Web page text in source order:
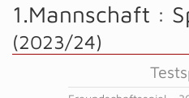
1.Mannschaft :
(2023/24)